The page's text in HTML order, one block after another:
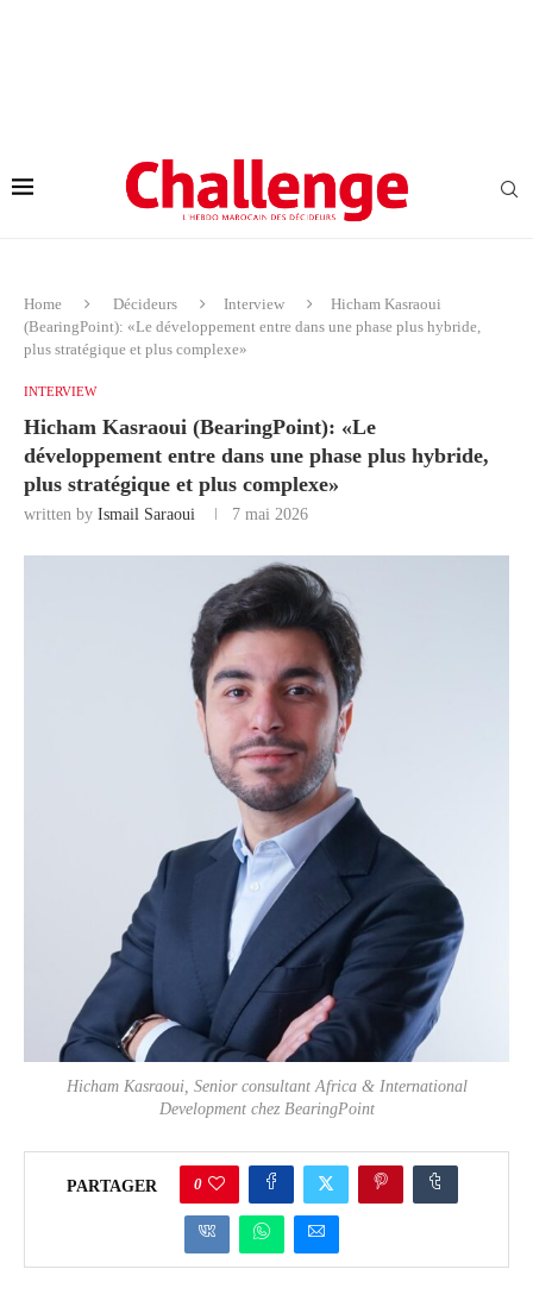
Home Décideurs Interview
Hicham Kasraoui
(BearingPoint): «Le développement entre dans une phase plus hybride,
plus stratégique et plus complexe»
INTERVIEW
Hicham Kasraoui (BearingPoint): «Le
développement entre dans une phase plus hybride,
plus stratégique et plus complexe»
written by Ismail Saraoui 7 mai 2026
Hicham Kasraoui, Senior consultant Africa & International
Development chez BearingPoint
PARTAGER 0